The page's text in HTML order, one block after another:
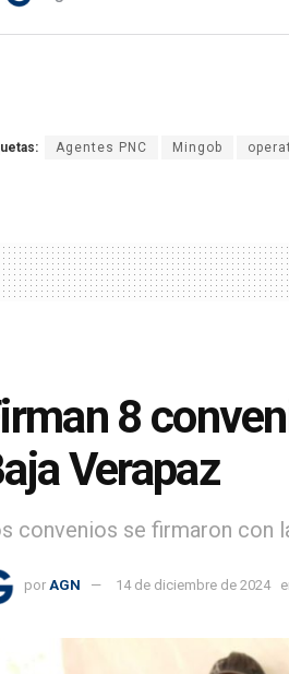
Agentes PNC Mingob
8
Verapaz
convenios se firmaron con
por AGN 14 de diciembre de 2024